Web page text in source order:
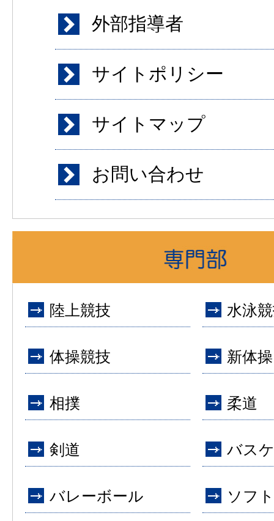
外部指導者
サイトポリシー
サイトマップ
お問い合わせ
陸上競技 水泳
体操競技 新体操
相撲 柔道
剣道 バス
バレーボール ソフ